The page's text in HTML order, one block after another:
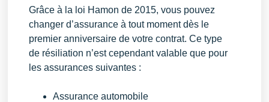
Grâce à la loi Hamon de 2015, vous pouvez
changer d’assurance à tout moment dès le
premier anniversaire de votre contrat. Ce type
de résiliation n’est cependant valable que pour
les assurances suivantes :
Assurance automobile